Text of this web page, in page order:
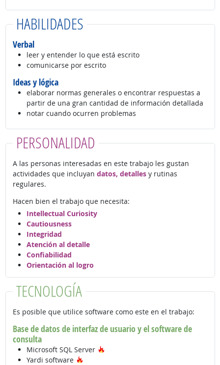
HABILIDADES
Verbal
leer y entender lo que está escrito
comunicarse por escrito
Ideas y lógica
elaborar normas generales o encontrar respuestas a
partir de una gran cantidad de información detallada
notar cuando ocurren problemas
PERSONALIDAD
A las personas interesadas en este trabajo les gustan
actividades que incluyan datos, detallesy rutinas
regulares.
Hacen bien el trabajo que necesita:
Intellectual Curiosity
Cautiousness
Integridad
Atención al detalle
Confiabilidad
Orientación al logro
TECNOLOGÍA
Es posible que utilice software como este en el trabajo:
Base de datos de interfaz de usuario y el software de
consulta
Microsoft SQL Server
Yardi software